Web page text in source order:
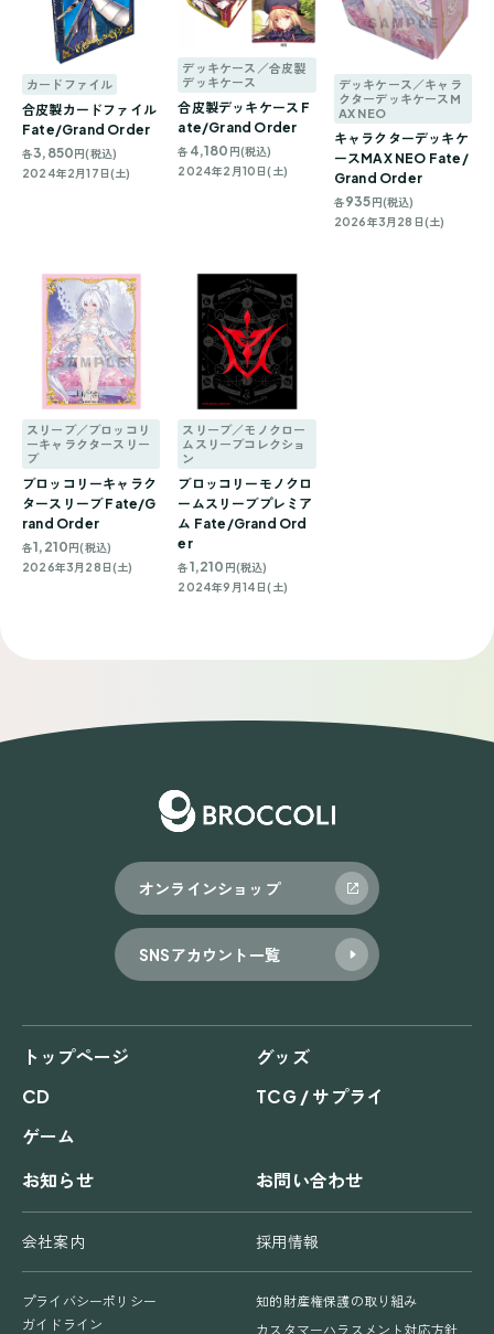
カードファイル
合皮製カードファイル
Fate/Grand Order
各3,850円(税込)
2024年2月17日(土)
デッキケース／合皮製
デッキケース
合皮製デッキケース F
ate/Grand Order
各 4,180 円(税込)
2024年2月10日(土)
デッキケース／キャラ
クターデッキケースM
AX NEO
キャラクターデッキケ
ースMAX NEO Fate/
Grand Order
各935円(税込)
2026年3月28日(土)
スリーブ／ブロッコリ
ーキャラクタースリー
ブ
ブロッコリーキャラク
タースリーブ Fate/G
rand Order
各1,210円(税込)
2026年3月28日(土)
スリーブ／モノクロー
ムスリーブコレクショ
ン
ブロッコリーモノクロ
ームスリーブプレミア
ム Fate/Grand Ord
er
各1,210 円(税込)
2024年9月14日(土)
オンラインショップ
SNSアカウント一覧
トップページ
グッズ
CD
TCG / サプライ
ゲーム
お知らせ
お問い合わせ
会社案内 採用情報
プライバシーポリシー
知的財産権保護の取り組み
ガイドライン
カスタマーハラスメント対応方針